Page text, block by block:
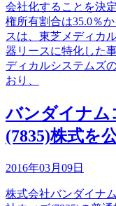
会社化することを決
権所有割合は35.0％
スは、東芝メディカ
器リースに特化した
ディカルシステムズ
おり、
バンダイナム
(7835)株式を
2016年03月09日
株式会社バンダイナ